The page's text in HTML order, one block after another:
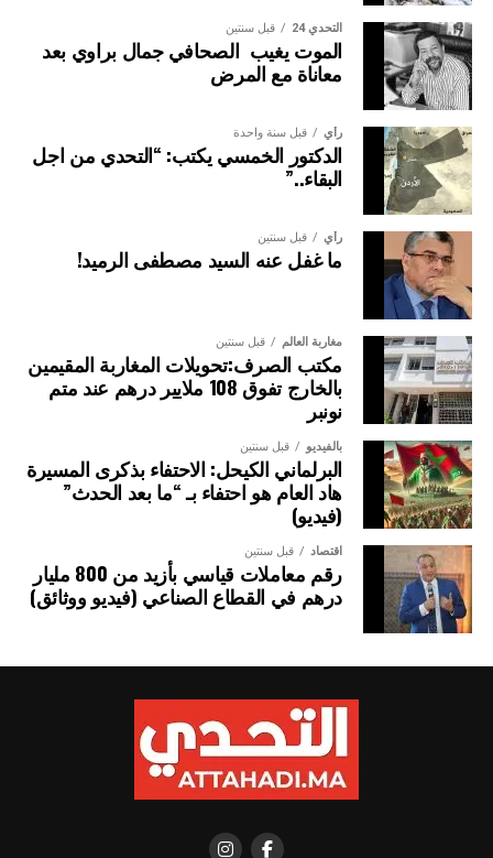
التحدي 24 قبل سنتين
الموت يغيب الصحافي جمال براوي بعد
معاناة مع المرض
رأي قبل سنة واحدة
الدكتور الخمسي يكتب: “التحدي من اجل
البقاء..”
رأي قبل سنتين
ما غفل عنه السيد مصطفى الرميد!
مغاربة العالم قبل سنتين
مكتب الصرف:تحويلات المغاربة المقيمين
بالخارج تفوق 108 ملايير درهم عند متم
نونبر
بالفيديو قبل سنتين
البرلماني الكيحل: الاحتفاء بذكرى المسيرة
هاد العام هو احتفاء بـ “ما بعد الحدث”
(فيديو)
اقتصاد قبل سنتين
رقم معاملات قياسي بأزيد من 800 مليار
درهم في القطاع الصناعي (فيديو ووثائق)